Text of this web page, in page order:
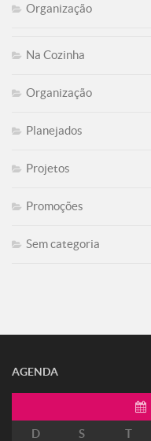
Organização
Na Cozinha
Organização
Planejados
Projetos
Promoções
Sem categoria
AGENDA
D
S T